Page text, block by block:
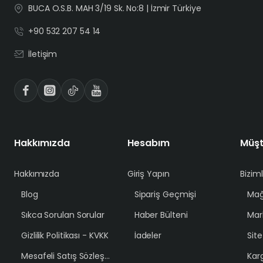
BUCA O.S.B. MAH 3/19 Sk. No:8 | İzmir Türkiye
+90 532 207 54 14
İletişim
Hakkımızda
Hakkımızda
Blog
Sıkca Sorulan Sorular
Gizlilik Politikası - KVKK
Mesafeli Satış Sözleşmesi
Hesabım
Giriş Yapın
Sipariş Geçmişi
Haber Bülteni
İadeler